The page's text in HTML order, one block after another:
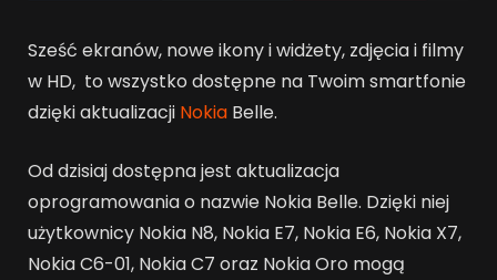
Sześć ekranów, nowe ikony i widżety, zdjęcia i filmy
w HD, to wszystko dostępne na Twoim smartfonie
dzięki aktualizacji Nokia Belle.
Od dzisiaj dostępna jest aktualizacja
oprogramowania o nazwie Nokia Belle. Dzięki niej
użytkownicy Nokia N8, Nokia E7, Nokia E6, Nokia X7,
Nokia C6-01, Nokia C7 oraz Nokia Oro mogą